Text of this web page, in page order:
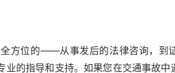
方位的——从事发后的法律咨询，到
的指导和支持。如果您在交通事故中